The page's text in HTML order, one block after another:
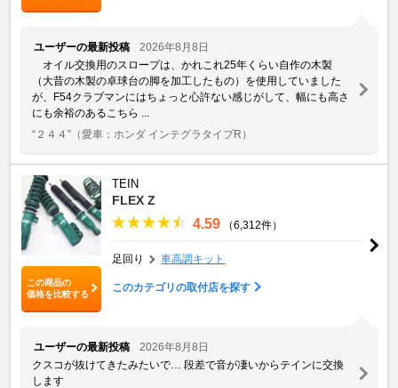
ユーザーの最新投稿
2026年8月8日
オイル交換用のスロープは、かれこれ25年くらい自作の木製
（大昔の木製の卓球台の脚を加工したもの）を使用していました
が、F54クラブマンにはちょっと心許ない感じがして、幅にも高さ
にも余裕のあるこちら ...
“２４４” （愛車：ホンダ インテグラタイプR）
この商品の
価格を比較する
TEIN
FLEX Z
4.59 （6,312件）
足回り 車高調キット
このカテゴリの取付店を探す
ユーザーの最新投稿
2026年8月8日
クスコが抜けてきたみたいで… 段差で音が凄いからテインに交換
します